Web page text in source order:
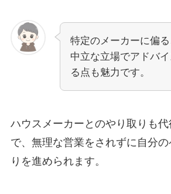
特定のメーカーに偏る
中立な立場でアドバ
る点も魅力です。
ハウスメーカーとのやり取りも
で、無理な営業をされずに自分の
りを進められます。